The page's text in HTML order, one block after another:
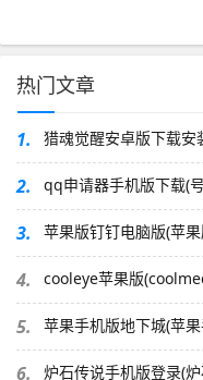
热门文章
1. 猎魂觉醒安卓版下载安
2. qq申请器手机版下载(
3. 苹果版钉钉电脑版(苹
4. cooleye苹果版
5. 苹果手机版地下城(苹
6. 炉石传说手机版登录(